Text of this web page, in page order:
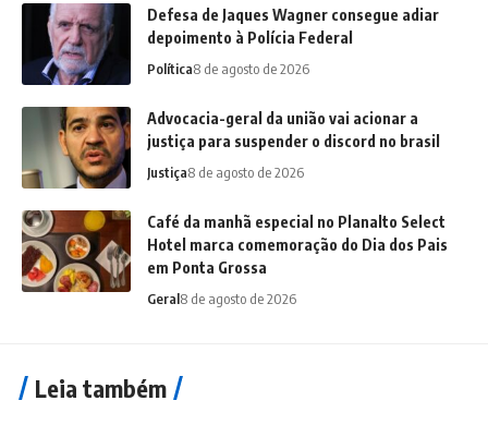
Defesa de Jaques Wagner consegue adiar
depoimento à Polícia Federal
Política8 de agosto de 2026
Advocacia-geral da união vai acionar a
justiça para suspender o discord no brasil
Justiça8 de agosto de 2026
Café da manhã especial no Planalto Select
Hotel marca comemoração do Dia dos Pais
em Ponta Grossa
Geral8 de agosto de 2026
Leia também